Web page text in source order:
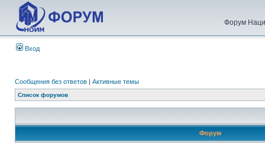
Форум
Вход
Сообщения без ответов | Активные темы
Список форумов
Форум